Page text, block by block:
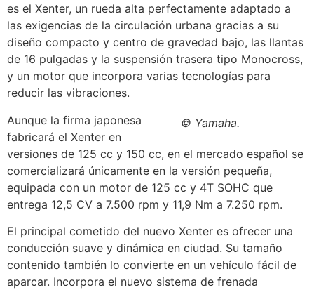
es el Xenter, un rueda alta perfectamente adaptado a
las exigencias de la circulación urbana gracias a su
diseño compacto y centro de gravedad bajo, las llantas
de 16 pulgadas y la suspensión trasera tipo Monocross,
y un motor que incorpora varias tecnologías para
reducir las vibraciones.
© Yamaha.
Aunque la firma japonesa
fabricará el Xenter en
versiones de 125 cc y 150 cc, en el mercado español se
comercializará únicamente en la versión pequeña,
equipada con un motor de 125 cc y 4T SOHC que
entrega 12,5 CV a 7.500 rpm y 11,9 Nm a 7.250 rpm.
El principal cometido del nuevo Xenter es ofrecer una
conducción suave y dinámica en ciudad. Su tamaño
contenido también lo convierte en un vehículo fácil de
aparcar. Incorpora el nuevo sistema de frenada